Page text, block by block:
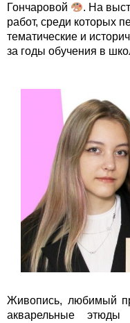
Гончаровой
. На
работ, среди которых
тематические и
за годы обучения в
Живопись, любимый
акварельные